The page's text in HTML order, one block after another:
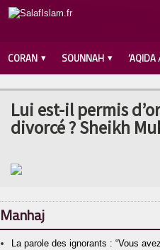
CORAN SOUNNAH ‘AQIDA
Lui est-il permis
divorcé ? Sheikh
Manhaj
La parole des ignorants : “Vous avez